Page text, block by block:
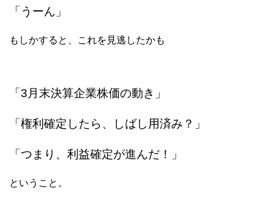
「うーん」
もしかすると、これを見逃したかも
「3月末決算企業株価の動き」
「権利確定したら、しばし用済み？」
「つまり、利益確定が進んだ！」
ということ。